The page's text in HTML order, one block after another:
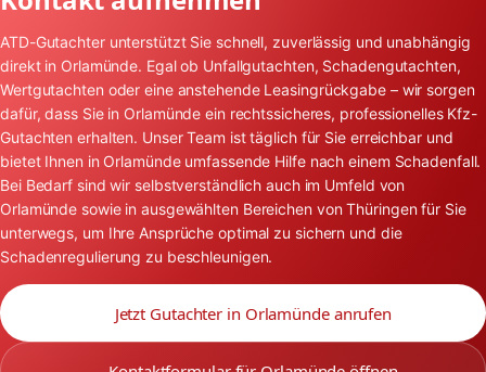
ATD-Gutachter unterstützt Sie schnell, zuverlässig und unabhängig
direkt in Orlamünde. Egal ob Unfallgutachten, Schadengutachten,
Wertgutachten oder eine anstehende Leasingrückgabe – wir sorgen
dafür, dass Sie in Orlamünde ein rechtssicheres, professionelles Kfz-
Gutachten erhalten. Unser Team ist täglich für Sie erreichbar und
bietet Ihnen in Orlamünde umfassende Hilfe nach einem Schadenfall.
Bei Bedarf sind wir selbstverständlich auch im Umfeld von
Orlamünde sowie in ausgewählten Bereichen von Thüringen für Sie
unterwegs, um Ihre Ansprüche optimal zu sichern und die
Schadenregulierung zu beschleunigen.
Jetzt Gutachter in Orlamünde anrufen